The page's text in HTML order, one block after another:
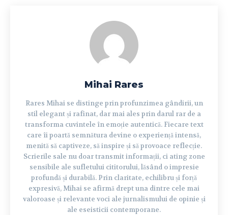
Mihai Rares
Rares Mihai se distinge prin profunzimea gândirii, un
stil elegant și rafinat, dar mai ales prin darul rar de a
transforma cuvintele în emoție autentică. Fiecare text
care îi poartă semnătura devine o experiență intensă,
menită să captiveze, să inspire și să provoace reflecție.
Scrierile sale nu doar transmit informații, ci ating zone
sensibile ale sufletului cititorului, lăsând o impresie
profundă și durabilă. Prin claritate, echilibru și forță
expresivă, Mihai se afirmă drept una dintre cele mai
valoroase și relevante voci ale jurnalismului de opinie și
ale eseisticii contemporane.